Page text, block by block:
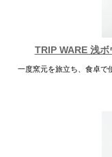
TRIP WARE 浅
一度窯元を旅立ち、食卓で